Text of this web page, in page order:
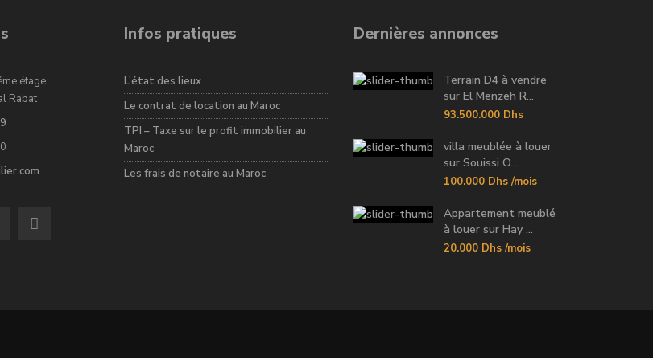
étage
Rabat
Infos pratiques
L’état des lieux
Le contrat de location au Maroc
TPI – Taxe sur le profit immobilier au
Maroc
Les frais de notaire au Maroc
Dernières annonces
Terrain D4 à vendre
sur El Menzeh R...
93.500.000 Dhs
villa meublée à louer
sur Souissi O...
100.000 Dhs /mois
Appartement meublé
à louer sur Hay ...
20.000 Dhs /mois